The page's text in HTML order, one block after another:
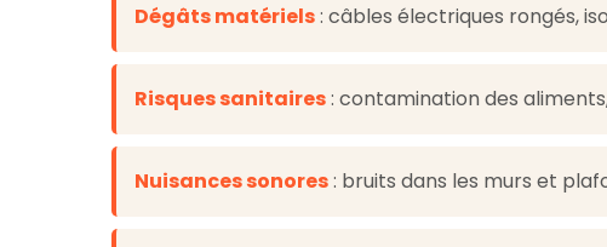
Dégâts matériels: câbles électriques rongés,
Risques sanitaires: contamination des
Nuisances sonores: bruits dans les murs et